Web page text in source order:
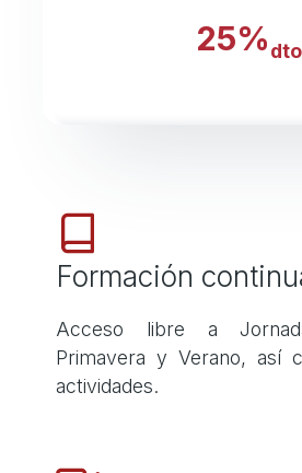
25%
Formación
Acceso libre a
Primavera y Verano, así
actividades.